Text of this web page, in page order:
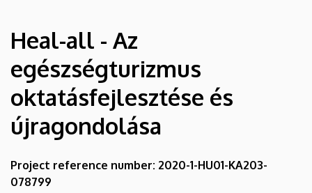
egészségturizmus
oktatásfejlesztése
és
újragondolása
Egészségtudományi
Heal-all - Az
egészségturizmus
oktatásfejlesztése és
újragondolása
Project reference number: 2020-1-HU01-KA203-
078799